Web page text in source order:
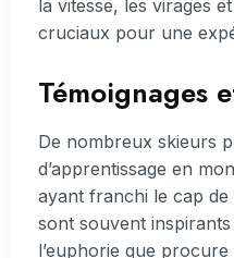
la vitesse, les virages
cruciaux pour une
Témoignages
De nombreux skieurs
d’apprentissage en
ayant franchi le cap
sont souvent
l’euphorie que